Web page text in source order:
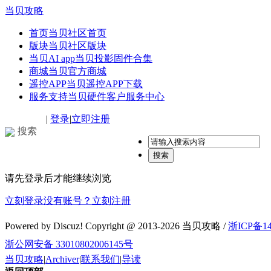
当贝攻略
首页当贝社区首页
版块当贝社区版块
当贝AI app当贝投影固件合集
商城当贝官方商城
遥控APP当贝遥控APP下载
服务支持当贝硬件客户服务中心
搜索
| 登录|立即注册
搜索
请先登录后才能继续浏览
立刻登录没有账号？立刻注册
Powered by Discuz! Copyright @ 2013-2026 当贝攻略 /浙ICP备
浙公网安备 33010802006145号
当贝攻略|Archiver|联系我们|导读